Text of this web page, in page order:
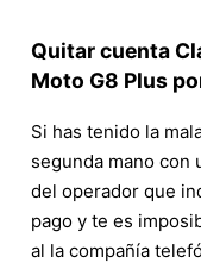
Quitar cuenta
Moto G8 Plus
Si has tenido la
segunda mano con
del operador que
pago y te es
al la compañía